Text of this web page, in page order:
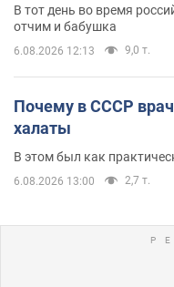
В тот день во время
отчим и бабушка
6.08.2026 12:13 9,0 т.
Почему в СССР
халаты
В этом был как
6.08.2026 13:00 2,7 т.